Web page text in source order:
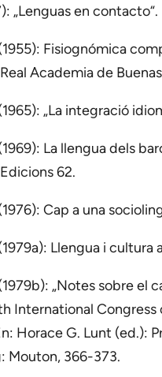
„Lenguas en
Fisiognómica
Academia de
„La integració
La llengua dels
62.
Cap a una
Llengua i cultura
„Notes sobre el
International
Horace G. Lunt
Mouton, 366-373.